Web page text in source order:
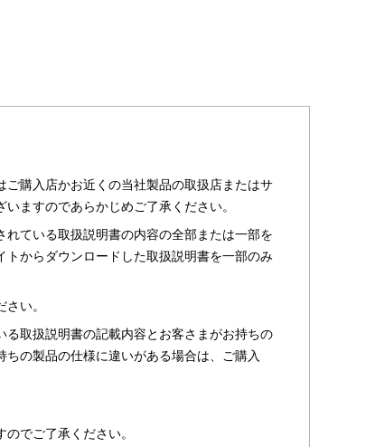
購入店かお近くの当社製品の取扱店またはサ
ますのであらかじめご了承ください。
ている取扱説明書の内容の全部または一部を
からダウンロードした取扱説明書を一部のみ
い。
取扱説明書の記載内容とお客さまがお持ちの
の製品の仕様に違いがある場合は、ご購入
でご了承ください。